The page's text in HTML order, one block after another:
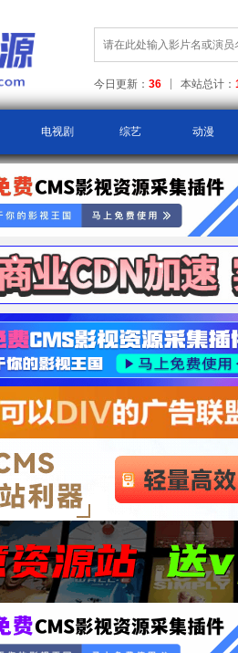
今日更新： 36 本站总计：
电视剧 综艺 动漫